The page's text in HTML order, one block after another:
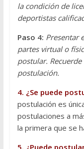
la condición de
deportistas
Paso 4: Presentar
partes virtual o
postular.
postulación.
4. ¿Se puede
postulación es
postulaciones a
la primera que se
5. ¿Puede